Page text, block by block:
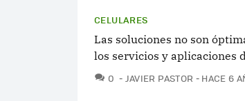
CELULARES
Las soluciones no son
los servicios y aplicaciones
0 COMENTARIOS
JAVIER PASTOR HACE 6